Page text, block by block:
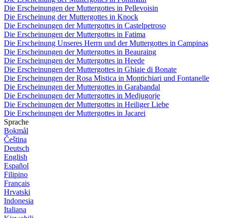
Die Erscheinungen der Muttergottes in Pellevoisin
Die Erscheinung der Muttergottes in Knock
Die Erscheinungen der Muttergottes in Castelpetroso
Die Erscheinungen der Muttergottes in Fatima
Die Erscheinung Unseres Herrn und der Muttergottes in Campinas
Die Erscheinungen der Muttergottes in Beauraing
Die Erscheinungen der Muttergottes in Heede
Die Erscheinungen der Muttergottes in Ghiaie di Bonate
Die Erscheinungen der Rosa Mistica in Montichiari und Fontanelle
Die Erscheinungen der Muttergottes in Garabandal
Die Erscheinungen der Muttergottes in Medjugorje
Die Erscheinungen der Muttergottes in Heiliger Liebe
Die Erscheinungen der Muttergottes in Jacarei
Sprache
Bokmål
Čeština
Deutsch
English
Español
Filipino
Français
Hrvatski
Indonesia
Italiana